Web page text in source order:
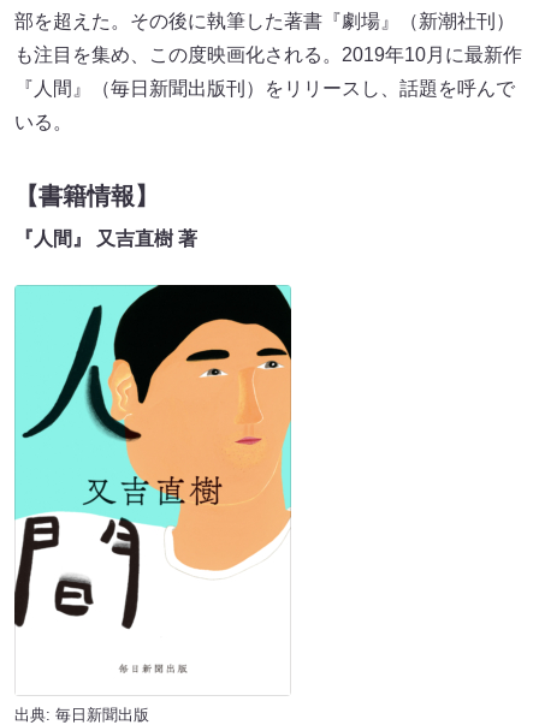
部を超えた。その後に執筆した著書『劇場』（新潮社刊）
も注目を集め、この度映画化される。2019年10月に最新作
『人間』（毎日新聞出版刊）をリリースし、話題を呼んで
いる。
【書籍情報】
『人間』 又吉直樹 著
出典: 毎日新聞出版